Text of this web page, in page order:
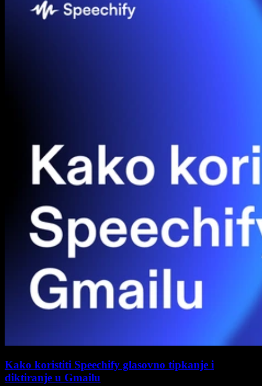
Kako koristiti Speechify glasovno tipkanje i
diktiranje u Gmailu